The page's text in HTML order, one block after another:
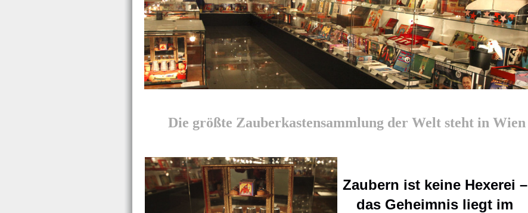
Die größte Zauberkastensammlung der Welt steht in Wien
Zaubern ist keine Hexerei –
das Geheimnis liegt im